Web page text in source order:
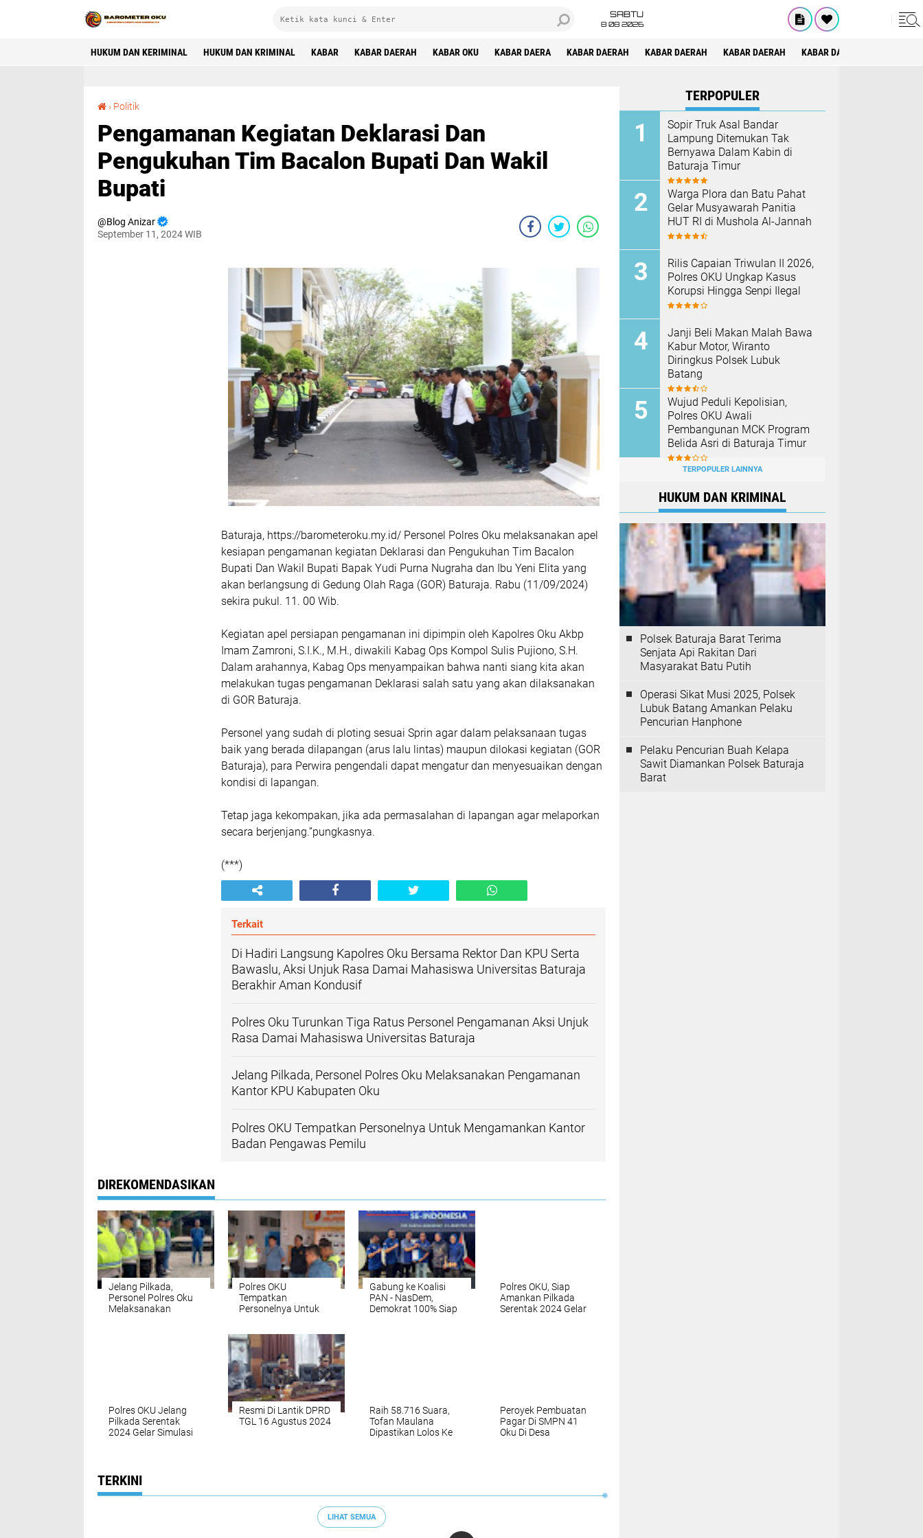
SABTU
8 08 2026
HUKUM DAN KERIMINAL HUKUM DAN KRIMINAL KABAR KABAR DAERAH KABAR OKU KABAR DAERA KABAR DAERAH KABAR DAERAH KABAR DAERAH KABAR DAERAH
› Politik
Pengamanan Kegiatan Deklarasi Dan
Pengukuhan Tim Bacalon Bupati Dan Wakil
Bupati
Blog Anizar
September 11, 2024 WIB
Baturaja, https://barometeroku.my.id/ Personel Polres Oku melaksanakan apel
kesiapan pengamanan kegiatan Deklarasi dan Pengukuhan Tim Bacalon
Bupati Dan Wakil Bupati Bapak Yudi Purna Nugraha dan Ibu Yeni Elita yang
akan berlangsung di Gedung Olah Raga (GOR) Baturaja. Rabu (11/09/2024)
sekira pukul. 11. 00 Wib.
Kegiatan apel persiapan pengamanan ini dipimpin oleh Kapolres Oku Akbp
Imam Zamroni, S.I.K., M.H., diwakili Kabag Ops Kompol Sulis Pujiono, S.H.
Dalam arahannya, Kabag Ops menyampaikan bahwa nanti siang kita akan
melakukan tugas pengamanan Deklarasi salah satu yang akan dilaksanakan
di GOR Baturaja.
Personel yang sudah di ploting sesuai Sprin agar dalam pelaksanaan tugas
baik yang berada dilapangan (arus lalu lintas) maupun dilokasi kegiatan (GOR
Baturaja), para Perwira pengendali dapat mengatur dan menyesuaikan dengan
kondisi di lapangan.
Tetap jaga kekompakan, jika ada permasalahan di lapangan agar melaporkan
secara berjenjang.”pungkasnya.
(***)
Terkait
Di Hadiri Langsung Kapolres Oku Bersama Rektor Dan KPU Serta
Bawaslu, Aksi Unjuk Rasa Damai Mahasiswa Universitas Baturaja
Berakhir Aman Kondusif
Polres Oku Turunkan Tiga Ratus Personel Pengamanan Aksi Unjuk
Rasa Damai Mahasiswa Universitas Baturaja
Jelang Pilkada, Personel Polres Oku Melaksanakan Pengamanan
Kantor KPU Kabupaten Oku
Polres OKU Tempatkan Personelnya Untuk Mengamankan Kantor
Badan Pengawas Pemilu
DIREKOMENDASIKAN
Jelang Pilkada,
Personel Polres Oku
Melaksanakan
Polres OKU
Tempatkan
Personelnya Untuk
Pengawas Pemilu
Gabung ke Koalisi
PAN - NasDem,
Demokrat 100% Siap
Polres OKU, Siap
Amankan Pilkada
Serentak 2024 Gelar
Polres OKU Jelang
Pilkada Serentak
2024 Gelar Simulasi
Resmi Di Lantik DPRD
TGL 16 Agustus 2024
Raih 58.716 Suara,
Tofan Maulana
Dipastikan Lolos Ke
Peroyek Pembuatan
Pagar Di SMPN 41
Oku Di Desa
TERKINI
LIHAT SEMUA
TERPOPULER
Sopir Truk Asal Bandar
Lampung Ditemukan Tak
Bernyawa Dalam Kabin di
Baturaja Timur
Warga Plora dan Batu Pahat
Gelar Musyawarah Panitia
HUT RI di Mushola Al-Jannah
Rilis Capaian Triwulan II 2026,
Polres OKU Ungkap Kasus
Korupsi Hingga Senpi Ilegal
Janji Beli Makan Malah Bawa
Kabur Motor, Wiranto
Diringkus Polsek Lubuk
Batang
Wujud Peduli Kepolisian,
Polres OKU Awali
Pembangunan MCK Program
Belida Asri di Baturaja Timur
TERPOPULER LAINNYA
HUKUM DAN KRIMINAL
Polsek Baturaja Barat Terima
Senjata Api Rakitan Dari
Masyarakat Batu Putih
Operasi Sikat Musi 2025, Polsek
Lubuk Batang Amankan Pelaku
Pencurian Hanphone
Pelaku Pencurian Buah Kelapa
Sawit Diamankan Polsek Baturaja
Barat